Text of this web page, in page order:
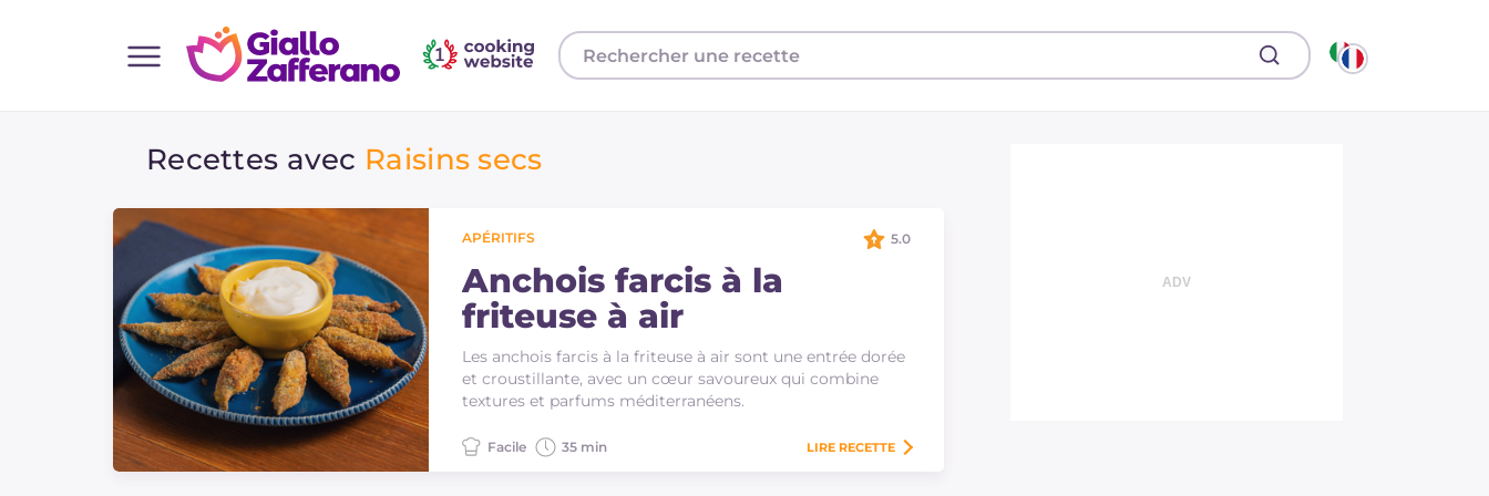
Toutes les recettes
Plats principaux
Boissons et rafraîchissements
Accompagnement
Pizzas et focaccia
Gateaux et patisserie
Recettes avec Raisins secs
APÉRITIFS
Anchois farcis à la
friteuse à air
Les anchois farcis à la friteuse à air sont une entrée dorée
et croustillante, avec un cœur savoureux qui combine
textures et parfums méditerranéens.
5.0
Facile 35 min LIRE RECETTE